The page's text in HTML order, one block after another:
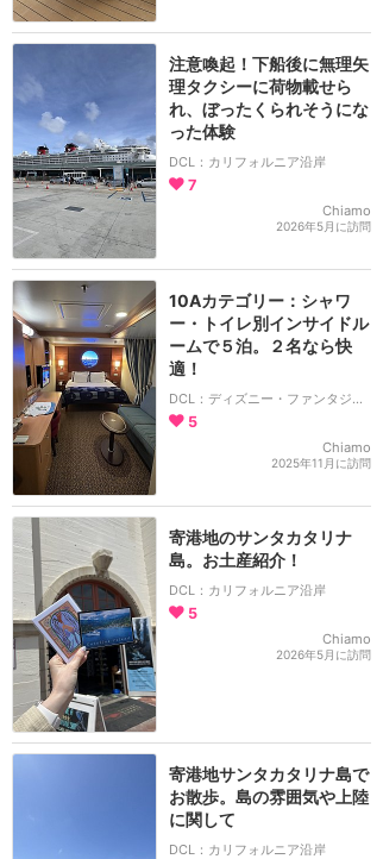
注意喚起！下船後に無理矢
理タクシーに荷物載せら
れ、ぼったくられそうにな
った体験
DCL：カリフォルニア沿岸
7
Chiamo
2026年5月に訪問
10Aカテゴリー：シャワ
ー・トイレ別インサイドル
ームで５泊。２名なら快
適！
DCL：ディズニー・ファンタジー号
5
Chiamo
2025年11月に訪問
寄港地のサンタカタリナ
島。お土産紹介！
DCL：カリフォルニア沿岸
5
Chiamo
2026年5月に訪問
寄港地サンタカタリナ島で
お散歩。島の雰囲気や上陸
に関して
DCL：カリフォルニア沿岸